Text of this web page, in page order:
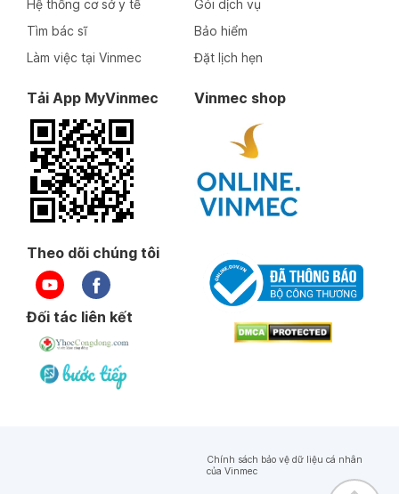
Hệ thống cơ sở y tế
Tìm bác sĩ
Làm việc tại Vinmec
Gói dịch vụ
Bảo hiểm
Đặt lịch hẹn
Tải App MyVinmec Vinmec shop
Theo dõi chúng tôi
Đối tác liên kết
Chính sách bảo vệ dữ liệu cá nhân
của Vinmec